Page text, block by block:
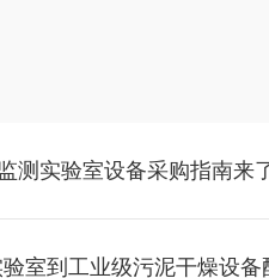
测实验室设备采购指南来
室到工业级污泥干燥设备